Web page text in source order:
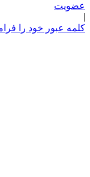
عضویت
|
کلمه عبور خود را